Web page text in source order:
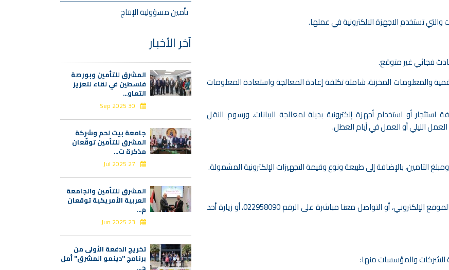
تستخدم الاجهزة الالكترونية في عملها.
حادث فجائي غير متوقع.
والمعلومات المخزنة، شاملة تكلفة إعادة المعالجة واستعادة المعلومات
أو استخدام أجهزة إلكترونية بديلة لمعالجة البيانات، ورسوم النقل
الليلي أو العمل في أيام العطل.
التامين، بالإضافة إلى طبيعة ونوع وقيمة التجهيزات الإلكترونية المشمولة.
الإلكتروني، أو التواصل معنا مباشرة على الرقم022958090، أو زيارة أحد
الشركات والمؤسسات منها:
تأمين مسؤولية الإنتاج
آخر الأخبار
المشرق للتأمين وبورصة
فلسطين في لقاء لتعزيز
التعاو...
30 Sep 2025
جامعة بيت لحم وشركة
المشرق للتأمين توقّعان
مذكرة ت...
27 Jul 2025
المشرق للتأمين والجامعة
العربية الأمريكية توقعان
م...
23 Jun 2025
تخريج الدفعة الأولى من
برنامج "دينمو المشرق" أمل
ج...